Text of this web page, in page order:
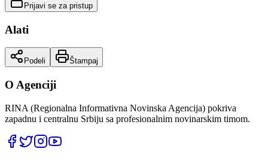
Prijavi se za pristup
Alati
Podeli Štampaj
O Agenciji
RINA (Regionalna Informativna Novinska Agencija) pokriva
zapadnu i centralnu Srbiju sa profesionalnim novinarskim timom.